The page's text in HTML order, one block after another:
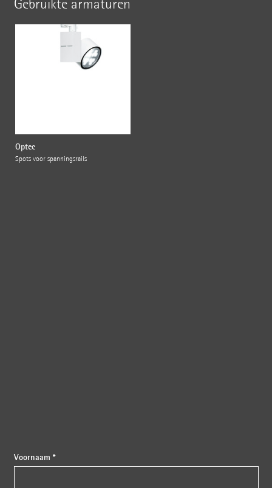
Gebruikte armaturen
Optec
Spots voor spanningsrails
Voornaam *